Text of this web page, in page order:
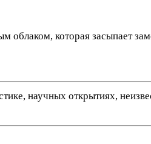
облаком, которая засыпает
научных открытиях,